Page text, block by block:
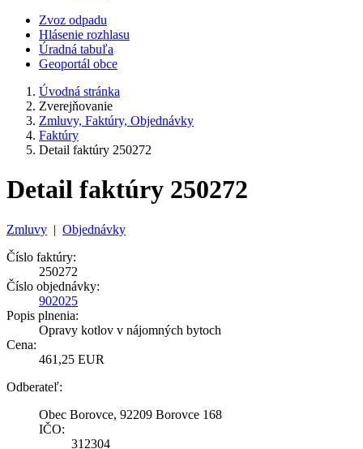
Zvoz odpadu
Hlásenie rozhlasu
Úradná tabuľa
Geoportál obce
Úvodná stránka
Zverejňovanie
Zmluvy, Faktúry, Objednávky
Faktúry
Detail faktúry 250272
Detail faktúry 250272
Zmluvy | Objednávky
Číslo faktúry:
250272
Číslo objednávky:
902025
Popis plnenia:
Opravy kotlov v nájomných bytoch
Cena:
461,25 EUR
Odberateľ:
Obec Borovce, 92209 Borovce 168
IČO:
312304